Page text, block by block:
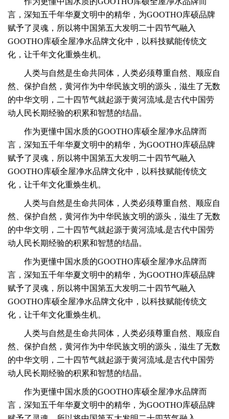
言，深知五千年华夏文明中的精华，为GOOTHO库硕品牌
赋予了灵魂，所以将中国第五大发明二十四节气融入
GOOTHO库硕全屋净水品牌文化中，以科技赋能传统文
化，让千年文化重焕生机。
人类与自然是生命共同体，人类必须尊重自然、顺应自
然、保护自然，黄河作为中华民族文明的源头，滋生了无数
的中华文明， 二十四节气就起源于黄河流域,是古代中国劳
动人民长期经验的积累和智慧的结晶。
作为更懂中国水质的GOOTHO库硕全屋净水品牌而
言，深知五千年华夏文明中的精华，为GOOTHO库硕品牌
赋予了灵魂，所以将中国第五大发明二十四节气融入
GOOTHO库硕全屋净水品牌文化中，以科技赋能传统文
化，让千年文化重焕生机。
人类与自然是生命共同体，人类必须尊重自然、顺应自
然、保护自然，黄河作为中华民族文明的源头，滋生了无数
的中华文明， 二十四节气就起源于黄河流域,是古代中国劳
动人民长期经验的积累和智慧的结晶。
作为更懂中国水质的GOOTHO库硕全屋净水品牌而
言，深知五千年华夏文明中的精华，为GOOTHO库硕品牌
赋予了灵魂，所以将中国第五大发明二十四节气融入
GOOTHO库硕全屋净水品牌文化中，以科技赋能传统文
化，让千年文化重焕生机。
人类与自然是生命共同体，人类必须尊重自然、顺应自
然、保护自然，黄河作为中华民族文明的源头，滋生了无数
的中华文明， 二十四节气就起源于黄河流域,是古代中国劳
动人民长期经验的积累和智慧的结晶。
作为更懂中国水质的GOOTHO库硕全屋净水品牌而
言，深知五千年华夏文明中的精华，为GOOTHO库硕品牌